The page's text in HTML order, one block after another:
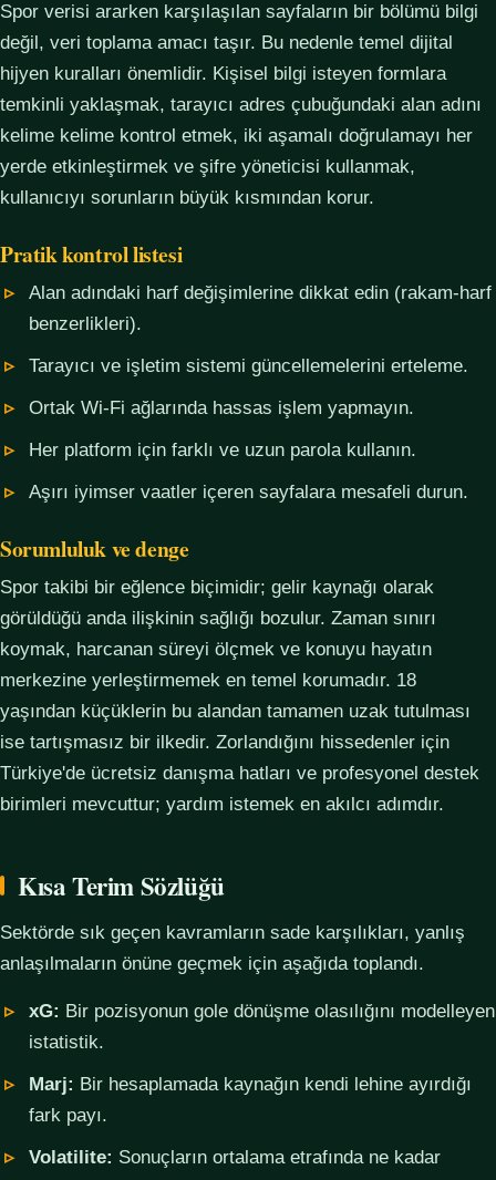
Spor verisi ararken karşılaşılan sayfaların bir bölümü bilgi
değil, veri toplama amacı taşır. Bu nedenle temel dijital
hijyen kuralları önemlidir. Kişisel bilgi isteyen formlara
temkinli yaklaşmak, tarayıcı adres çubuğundaki alan adını
kelime kelime kontrol etmek, iki aşamalı doğrulamayı her
yerde etkinleştirmek ve şifre yöneticisi kullanmak,
kullanıcıyı sorunların büyük kısmından korur.
Pratik kontrol listesi
Alan adındaki harf değişimlerine dikkat edin (rakam-harf
benzerlikleri).
Tarayıcı ve işletim sistemi güncellemelerini erteleme.
Ortak Wi-Fi ağlarında hassas işlem yapmayın.
Her platform için farklı ve uzun parola kullanın.
Aşırı iyimser vaatler içeren sayfalara mesafeli durun.
Sorumluluk ve denge
Spor takibi bir eğlence biçimidir; gelir kaynağı olarak
görüldüğü anda ilişkinin sağlığı bozulur. Zaman sınırı
koymak, harcanan süreyi ölçmek ve konuyu hayatın
merkezine yerleştirmemek en temel korumadır. 18
yaşından küçüklerin bu alandan tamamen uzak tutulması
ise tartışmasız bir ilkedir. Zorlandığını hissedenler için
Türkiye'de ücretsiz danışma hatları ve profesyonel destek
birimleri mevcuttur; yardım istemek en akılcı adımdır.
Kısa Terim Sözlüğü
Sektörde sık geçen kavramların sade karşılıkları, yanlış
anlaşılmaların önüne geçmek için aşağıda toplandı.
xG: Bir pozisyonun gole dönüşme olasılığını modelleyen
istatistik.
Marj: Bir hesaplamada kaynağın kendi lehine ayırdığı
fark payı.
Volatilite: Sonuçların ortalama etrafında ne kadar